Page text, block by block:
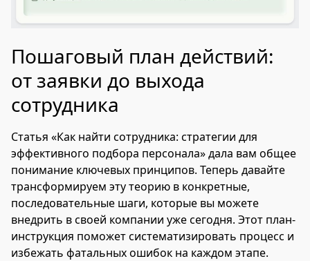
Пошаговый план действий:
от заявки до выхода
сотрудника
Статья «Как найти сотрудника: стратегии для
эффективного подбора персонала» дала вам общее
понимание ключевых принципов. Теперь давайте
трансформируем эту теорию в конкретные,
последовательные шаги, которые вы можете
внедрить в своей компании уже сегодня. Этот план-
инструкция поможет систематизировать процесс и
избежать фатальных ошибок на каждом этапе.